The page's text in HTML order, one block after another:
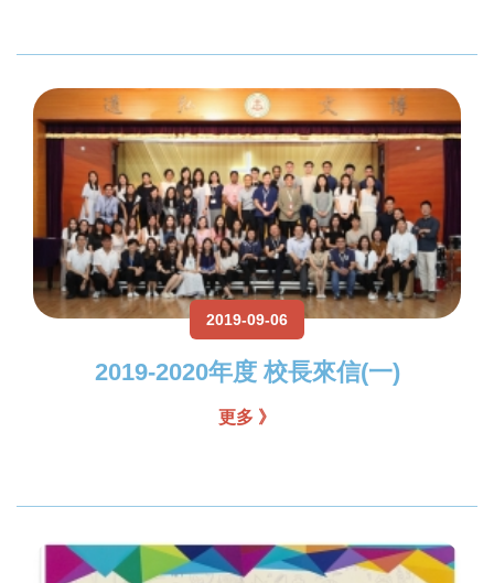
2019-09-06
2019-2020年度 校長來信(一)
更多 》